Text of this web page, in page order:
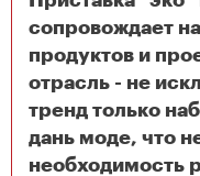
сопровождает
продуктов и
отрасль - не
тренд только
дань моде, что
необходимость